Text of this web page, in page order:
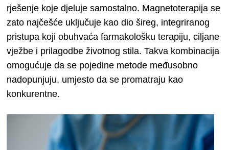
rješenje koje djeluje samostalno. Magnetoterapija se
zato najčešće uključuje kao dio šireg, integriranog
pristupa koji obuhvaća farmakološku terapiju, ciljane
vježbe i prilagodbe životnog stila. Takva kombinacija
omogućuje da se pojedine metode međusobno
nadopunjuju, umjesto da se promatraju kao
konkurentne.